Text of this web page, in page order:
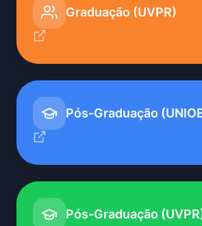
Graduação (UVPR)
Pós-Graduação
Pós-Graduação